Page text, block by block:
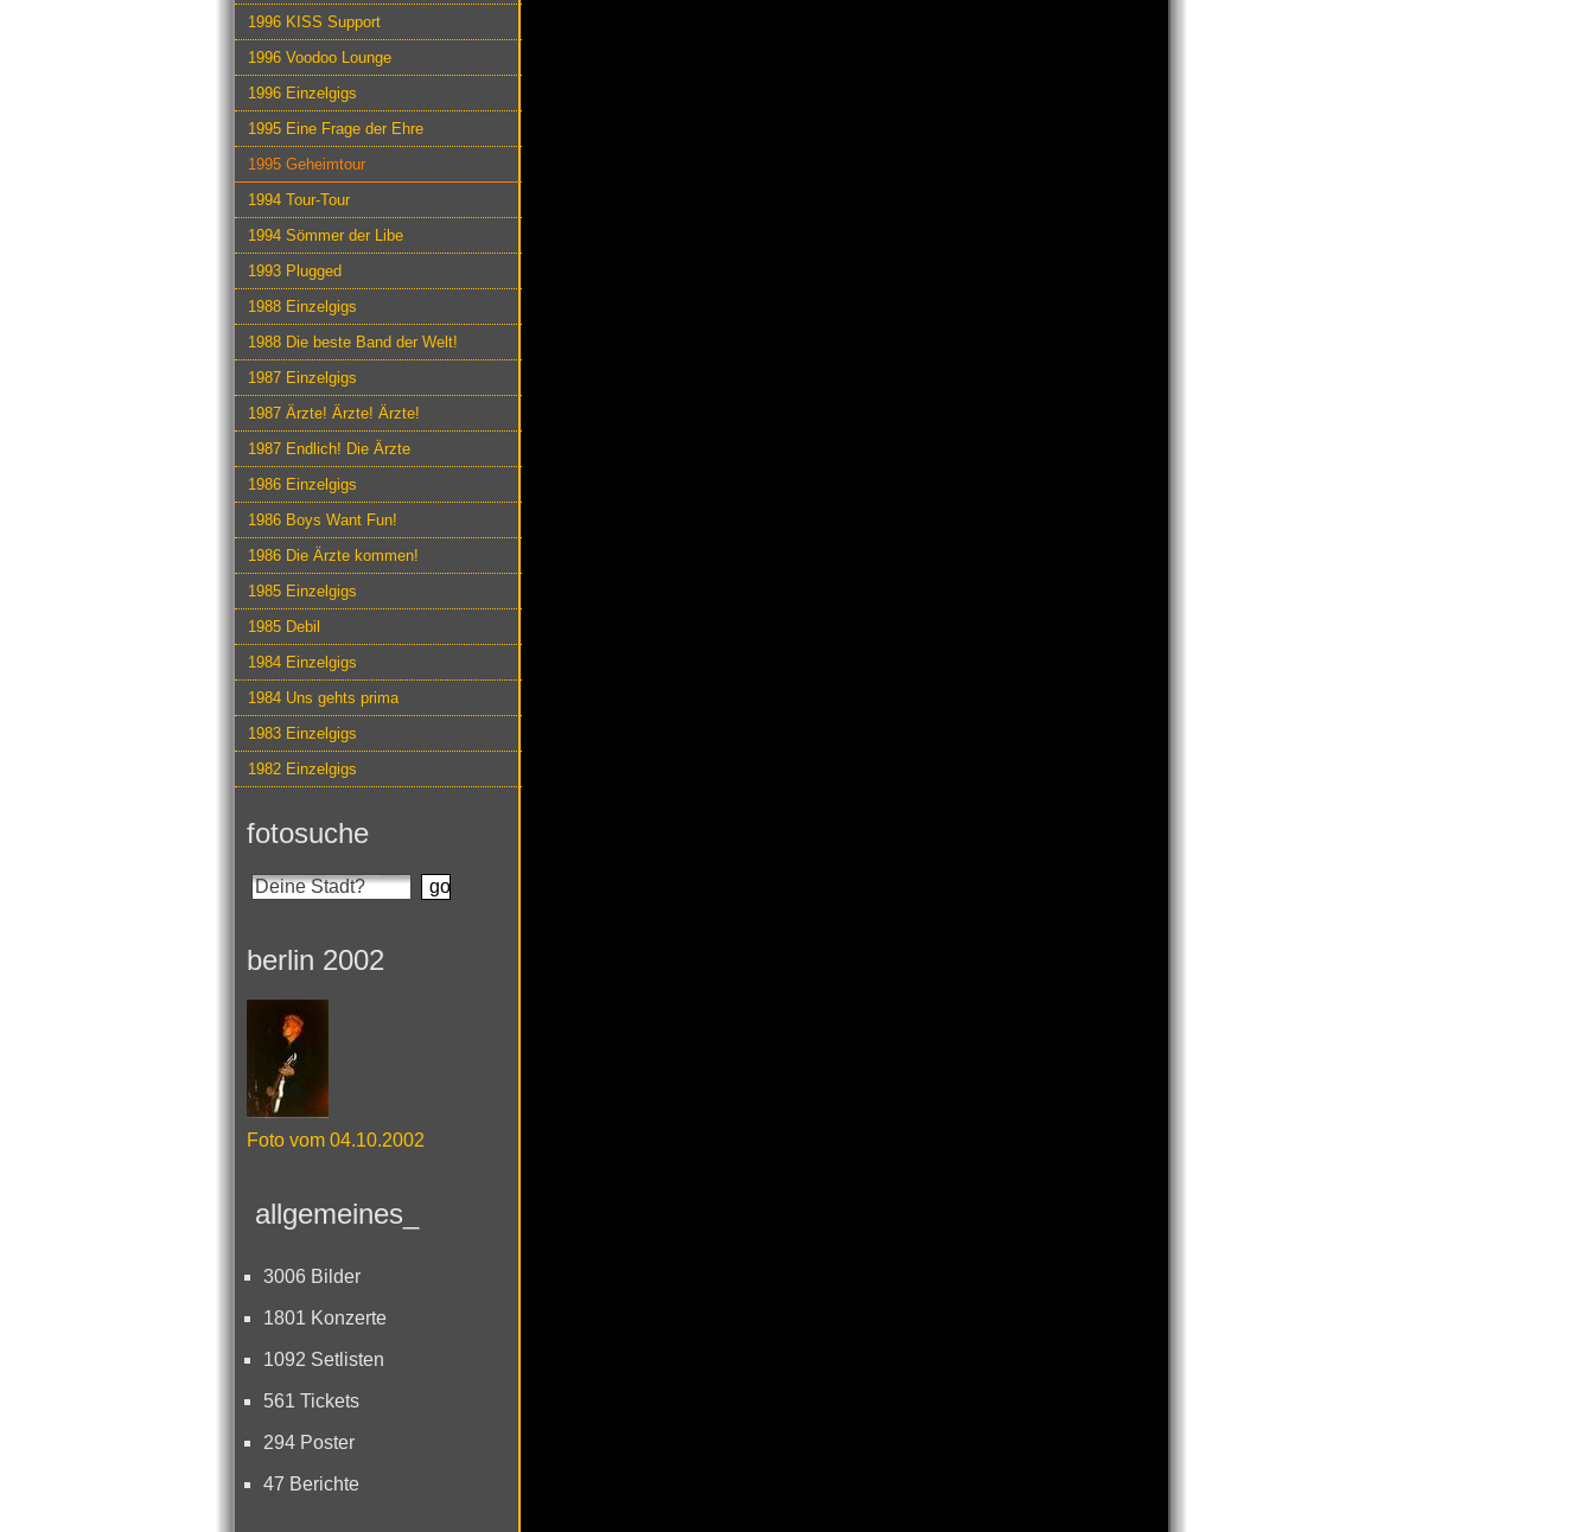
1996 KISS Support
1996 Voodoo Lounge
1996 Einzelgigs
1995 Eine Frage der Ehre
1995 Geheimtour
1994 Tour-Tour
1994 Sömmer der Libe
1993 Plugged
1988 Einzelgigs
1988 Die beste Band der Welt!
1987 Einzelgigs
1987 Ärzte! Ärzte! Ärzte!
1987 Endlich! Die Ärzte
1986 Einzelgigs
1986 Boys Want Fun!
1986 Die Ärzte kommen!
1985 Einzelgigs
1985 Debil
1984 Einzelgigs
1984 Uns gehts prima
1983 Einzelgigs
1982 Einzelgigs
fotosuche
berlin 2002
Foto vom 04.10.2002
allgemeines_
3006 Bilder
1801 Konzerte
1092 Setlisten
561 Tickets
294 Poster
47 Berichte